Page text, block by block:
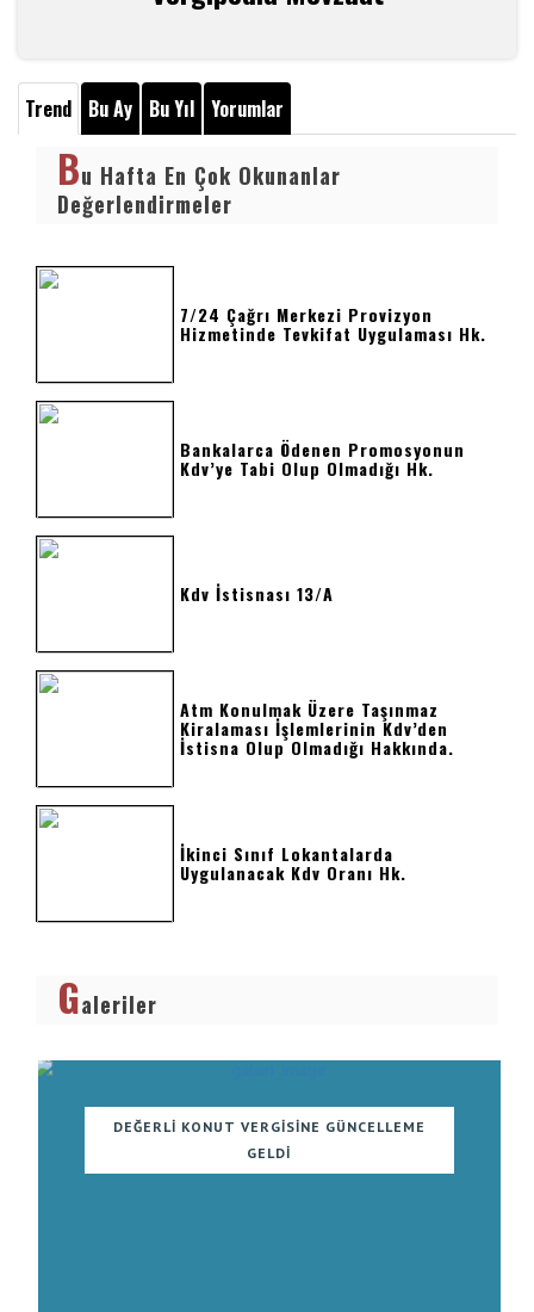
Trend Bu Ay Bu Yıl Yorumlar
Bu Hafta En Çok Okunanlar
Değerlendirmeler
7/24 Çağrı Merkezi Provizyon
Hizmetinde Tevkifat Uygulaması Hk.
Bankalarca Ödenen Promosyonun
Kdv’ye Tabi Olup Olmadığı Hk.
Kdv İstisnası 13/a
Atm Konulmak Üzere Taşınmaz
Kiralaması İşlemlerinin Kdv’den
İstisna Olup Olmadığı Hakkında.
İkinci Sınıf Lokantalarda
Uygulanacak Kdv Oranı Hk.
Galeriler
DEĞERLI KONUT VERGISINE GÜNCELLEME
GELDI